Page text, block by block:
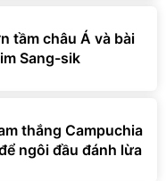
tầm châu Á và bài
Sang-sik
thắng Campuchia
ngôi đầu đánh lừa